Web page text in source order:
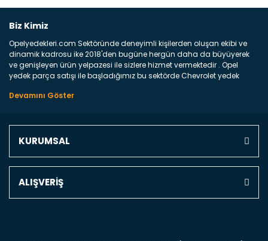
Yorum Yaz
Biz Kimiz
Opelyedekleri.com Sektöründe deneyimli kişilerden oluşan ekibi ve
dinamik kadrosu ike 2018'den bugüne hergün daha da büyüyerek
ve genişleyen ürün yelpazesi ile sizlere hizmet vermektedir . Opel
yedek parça satışı ile başladığımız bu sektörde Chevrolet yedek
marka araçların ve FCA Grubun Fiat ve Alfa Romeo yedek parça
Türkiyenin 4 bir yanına ve uluslarası dünyanın dört bir yanına
parça gelebilir ancak bunları biraz toparlarsak aşağıda belirttiğimiz
KURUMSAL
ALIŞVERİŞ